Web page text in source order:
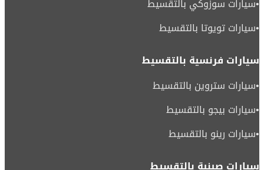
•سيارات سوزوكي بالتقسيط
•سيارات تويوتا بالتقسيط
سيارات فرنسية بالتقسيط
•سيارات ستروين بالتقسيط
•سيارات بيجو بالتقسيط
•سيارات رينو بالتقسيط
سيارات صينية بالتقسيط